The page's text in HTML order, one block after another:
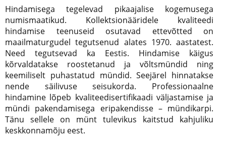
Hindamisega tegelevad pikaajalise kogemusega
numismaatikud. Kollektsionääridele kvaliteedi
hindamise teenuseid osutavad ettevõtted on
maailmaturgudel tegutsenud alates 1970. aastatest.
Need tegutsevad ka Eestis. Hindamise käigus
kõrvaldatakse roostetanud ja võltsmündid ning
keemiliselt puhastatud mündid. Seejärel hinnatakse
nende säilivuse seisukorda. Professionaalne
hindamine lõpeb kvaliteedisertifikaadi väljastamise ja
mündi pakendamisega eripakendisse – mündikarpi.
Tänu sellele on münt tulevikus kaitstud kahjuliku
keskkonnamõju eest.